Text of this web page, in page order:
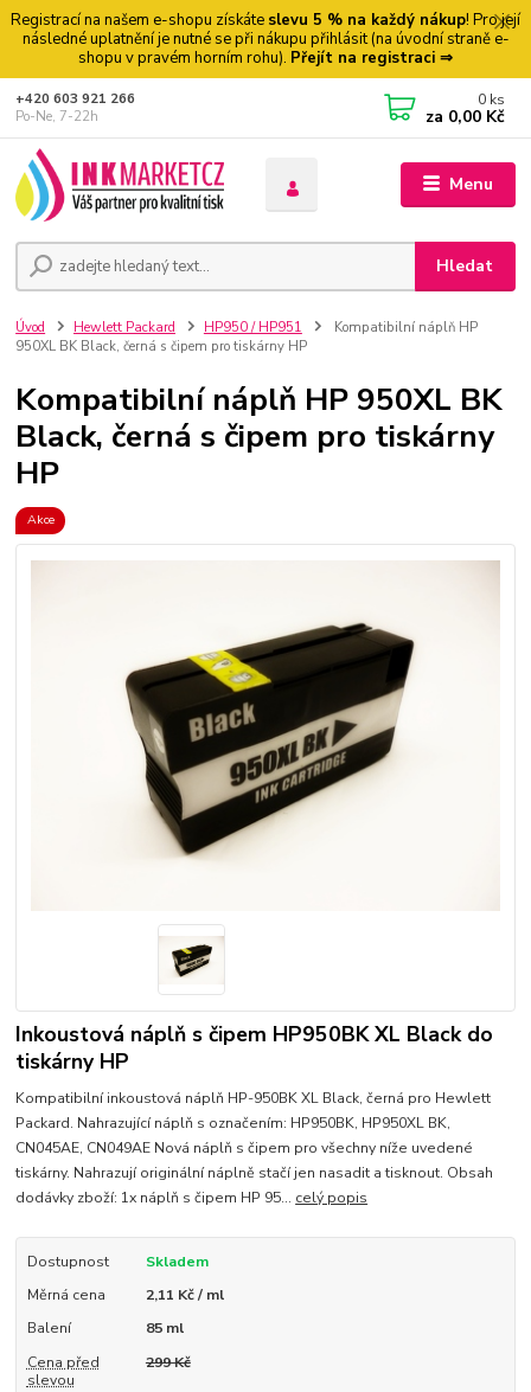
Registrací na našem e-shopu získáte slevu 5 % na každý nákup! Pro její
následné uplatnění je nutné se při nákupu přihlásit (na úvodní straně e-
shopu v pravém horním rohu). Přejít na registraci ⇒
Menu
Hledat
+420 603 921 266
Po-Ne, 7-22h
0 ks
za 0,00 Kč
Úvod Hewlett Packard HP950 / HP951
Kompatibilní náplň HP
950XL BK Black, černá s čipem pro tiskárny HP
Kompatibilní náplň HP 950XL BK
Black, černá s čipem pro tiskárny
HP
Akce
Inkoustová náplň s čipem HP950BK XL Black do
tiskárny HP
Kompatibilní inkoustová náplň HP-950BK XL Black, černá pro Hewlett
Packard. Nahrazující náplň s označením: HP950BK, HP950XL BK,
CN045AE, CN049AE Nová náplň s čipem pro všechny níže uvedené
tiskárny. Nahrazují originální náplně stačí jen nasadit a tisknout. Obsah
dodávky zboží: 1x náplň s čipem HP 95... celý popis
Dostupnost
Skladem
Měrná cena
2,11 Kč / ml
Balení
85 ml
Cena před
slevou
299 Kč